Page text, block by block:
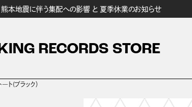
熊本地震に伴う集配への影響 と 夏季休業のお知らせ
RECORDS STORE
―ト(ブラック）